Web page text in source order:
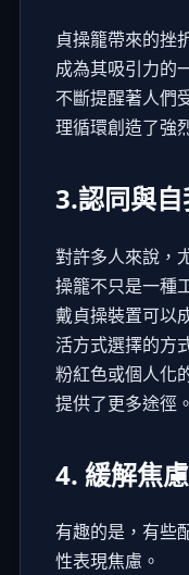
貞操籠帶來的挫
成為其吸引力的
不斷提醒著人們
理循環創造了強
3.認同與
對許多人來說，
操籠不只是一種
戴貞操裝置可以
活方式選擇的方
粉紅色或個人化
提供了更多途徑。
4. 緩解焦慮
有趣的是，有些
性表現焦慮。